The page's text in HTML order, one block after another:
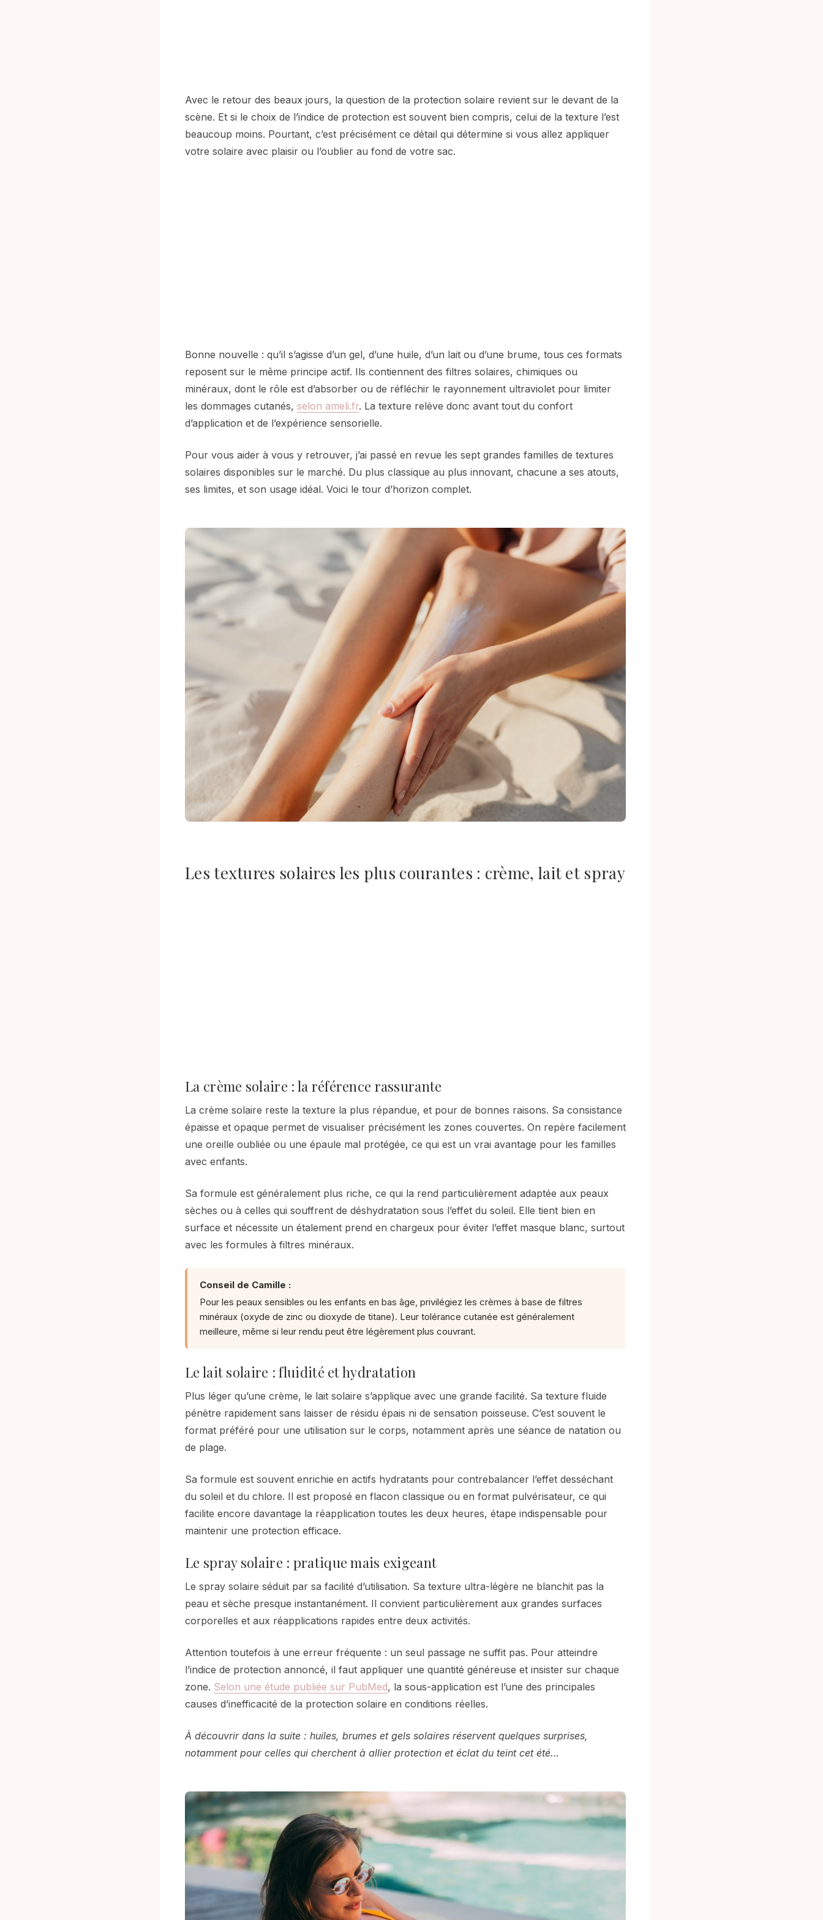
Avec le retour des beaux jours, la question de la protection solaire revient sur le devant de la
scène. Et si le choix de l’indice de protection est souvent bien compris, celui de la texture l’est
beaucoup moins. Pourtant, c’est précisément ce détail qui détermine si vous allez appliquer
votre solaire avec plaisir ou l’oublier au fond de votre sac.
Bonne nouvelle : qu’il s’agisse d’un gel, d’une huile, d’un lait ou d’une brume, tous ces formats
reposent sur le même principe actif. Ils contiennent des filtres solaires, chimiques ou
minéraux, dont le rôle est d’absorber ou de réfléchir le rayonnement ultraviolet pour limiter
les dommages cutanés, selon ameli.fr. La texture relève donc avant tout du confort
d’application et de l’expérience sensorielle.
Pour vous aider à vous y retrouver, j’ai passé en revue les sept grandes familles de textures
solaires disponibles sur le marché. Du plus classique au plus innovant, chacune a ses atouts,
ses limites, et son usage idéal. Voici le tour d’horizon complet.
Les textures solaires les plus courantes : crème, lait et spray
La crème solaire : la référence rassurante
La crème solaire reste la texture la plus répandue, et pour de bonnes raisons. Sa consistance
épaisse et opaque permet de visualiser précisément les zones couvertes. On repère facilement
une oreille oubliée ou une épaule mal protégée, ce qui est un vrai avantage pour les familles
avec enfants.
Sa formule est généralement plus riche, ce qui la rend particulièrement adaptée aux peaux
sèches ou à celles qui souffrent de déshydratation sous l’effet du soleil. Elle tient bien en
surface et nécessite un étalement prend en chargeux pour éviter l’effet masque blanc, surtout
avec les formules à filtres minéraux.
Conseil de Camille :
Pour les peaux sensibles ou les enfants en bas âge, privilégiez les crèmes à base de filtres
minéraux (oxyde de zinc ou dioxyde de titane). Leur tolérance cutanée est généralement
meilleure, même si leur rendu peut être légèrement plus couvrant.
Le lait solaire : fluidité et hydratation
Plus léger qu’une crème, le lait solaire s’applique avec une grande facilité. Sa texture fluide
pénètre rapidement sans laisser de résidu épais ni de sensation poisseuse. C’est souvent le
format préféré pour une utilisation sur le corps, notamment après une séance de natation ou
de plage.
Sa formule est souvent enrichie en actifs hydratants pour contrebalancer l’effet desséchant
du soleil et du chlore. Il est proposé en flacon classique ou en format pulvérisateur, ce qui
facilite encore davantage la réapplication toutes les deux heures, étape indispensable pour
maintenir une protection efficace.
Le spray solaire : pratique mais exigeant
Le spray solaire séduit par sa facilité d’utilisation. Sa texture ultra-légère ne blanchit pas la
peau et sèche presque instantanément. Il convient particulièrement aux grandes surfaces
corporelles et aux réapplications rapides entre deux activités.
Attention toutefois à une erreur fréquente : un seul passage ne suffit pas. Pour atteindre
l’indice de protection annoncé, il faut appliquer une quantité généreuse et insister sur chaque
zone. Selon une étude publiée sur PubMed, la sous-application est l’une des principales
causes d’inefficacité de la protection solaire en conditions réelles.
À découvrir dans la suite : huiles, brumes et gels solaires réservent quelques surprises,
notamment pour celles qui cherchent à allier protection et éclat du teint cet été…